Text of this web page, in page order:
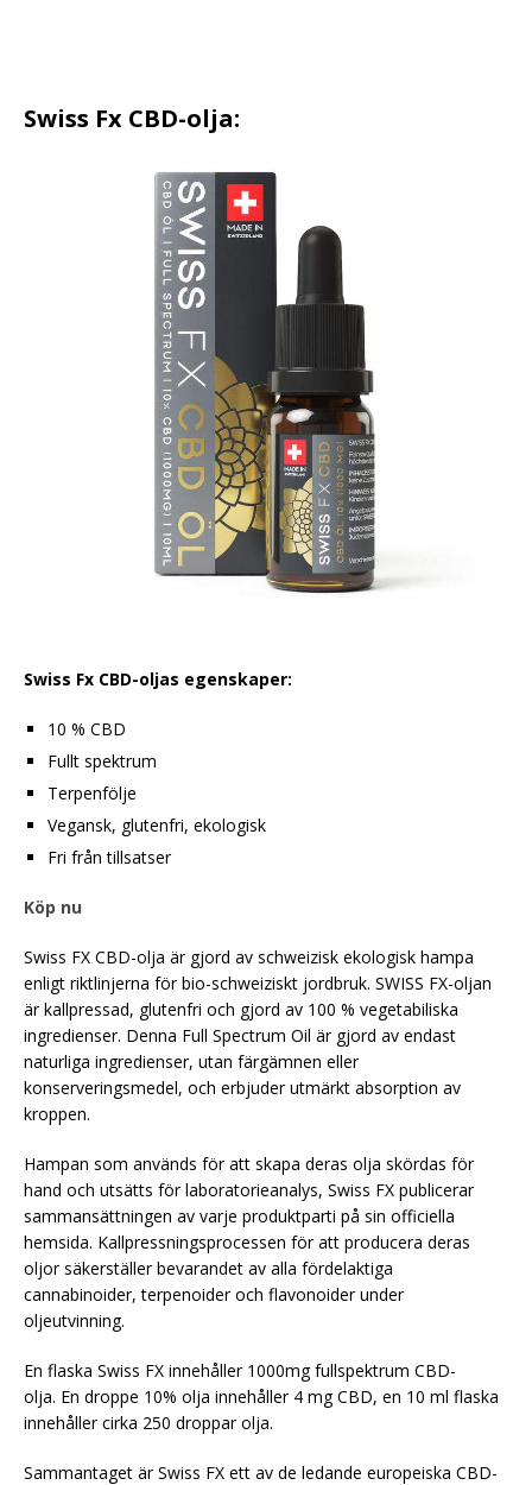
Swiss Fx CBD-olja:
Swiss Fx CBD-oljas egenskaper:
10 % CBD
Fullt spektrum
Terpenfölje
Vegansk, glutenfri, ekologisk
Fri från tillsatser
Köp nu
Swiss FX CBD-olja är gjord av schweizisk ekologisk hampa
enligt riktlinjerna för bio-schweiziskt jordbruk. SWISS FX-oljan
är kallpressad, glutenfri och gjord av 100 % vegetabiliska
ingredienser. Denna Full Spectrum Oil är gjord av endast
naturliga ingredienser, utan färgämnen eller
konserveringsmedel, och erbjuder utmärkt absorption av
kroppen.
Hampan som används för att skapa deras olja skördas för
hand och utsätts för laboratorieanalys, Swiss FX publicerar
sammansättningen av varje produktparti på sin officiella
hemsida. Kallpressningsprocessen för att producera deras
oljor säkerställer bevarandet av alla fördelaktiga
cannabinoider, terpenoider och flavonoider under
oljeutvinning.
En flaska Swiss FX innehåller 1000mg fullspektrum CBD-
olja. En droppe 10% olja innehåller 4 mg CBD, en 10 ml flaska
innehåller cirka 250 droppar olja.
Sammantaget är Swiss FX ett av de ledande europeiska CBD-